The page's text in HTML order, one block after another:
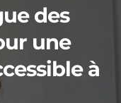
des
une
à